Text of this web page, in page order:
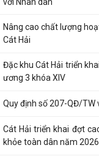
Lung linh những ngọn
Đặc khu Cát Hải
Long năm 2026
Khai mạc Lễ hội truyền